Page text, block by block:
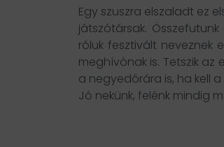
Egy szuszra elszaladt ez
játszótársak.
róluk fesztivált neveznek
meghívónak is. Tetszik
a negyedórára is, ha kell
Jó nekünk, felénk mindig